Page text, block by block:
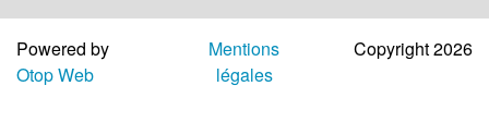
Powered by
Otop Web
Mentions
légales
Copyright 2026